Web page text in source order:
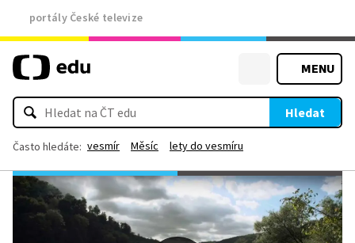
portály České televize
MENU
Hledat
Často hledáte: vesmír Měsíc lety do vesmíru